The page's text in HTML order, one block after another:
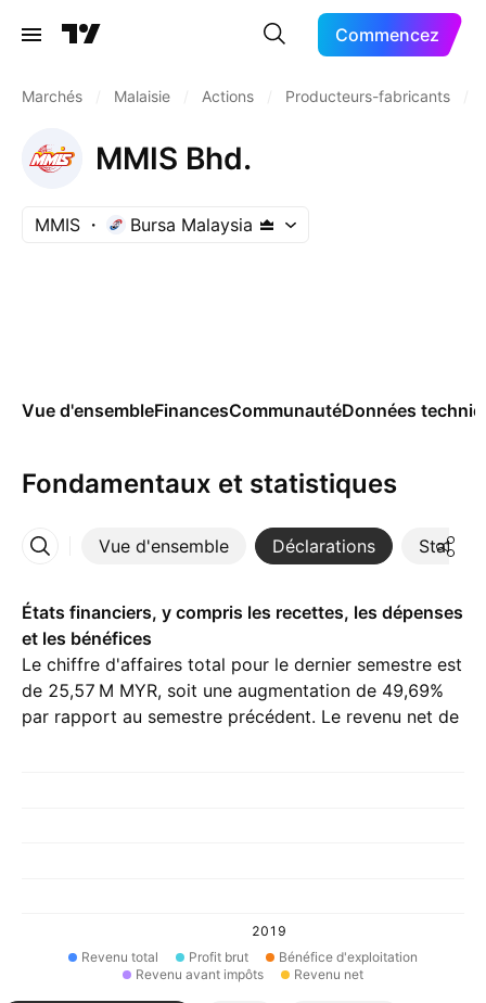
Commencez
Marchés Malaisie Actions Producteurs-fabricants
MMIS Bhd.
MMIS Bursa Malaysia
Vue d'ensembleFinancesCommunautéDonnées
Fondamentaux et statistiques
Vue d'ensemble Déclarations
Plus
États financiers, y compris les recettes, les dépenses
et les bénéfices
Le chiffre d'affaires total pour le dernier semestre est
de ‪25,57 M‬ MYR, soit une augmentation de 49,69%
par rapport au semestre précédent. Le revenu net de
2019
Revenu total
Profit brut
Bénéfice d'exploitation
Revenu avant impôts
Revenu net